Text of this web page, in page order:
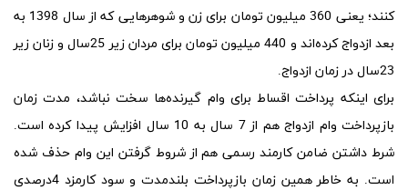
کنند؛ یعنی 360 میلیون تومان برای زن و شوهرهایی که از سال 1398 به
بعد ازدواج کرده‌اند و 440 میلیون تومان برای مردان زیر 25سال و زنان زیر
23سال در زمان ازدواج.
برای اینکه پرداخت اقساط برای وام گیرنده‌ها سخت نباشد، مدت زمان
بازپرداخت وام ازدواج هم از 7 سال به 10 سال افزایش پیدا کرده است.
شرط داشتن ضامن کارمند رسمی هم از شروط گرفتن این وام حذف شده
است. به خاطر همین زمان بازپرداخت بلندمدت و سود کارمزد 4درصدی